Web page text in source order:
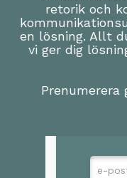
retorik och
en lösning. Allt
vi ger dig
Prenumerera